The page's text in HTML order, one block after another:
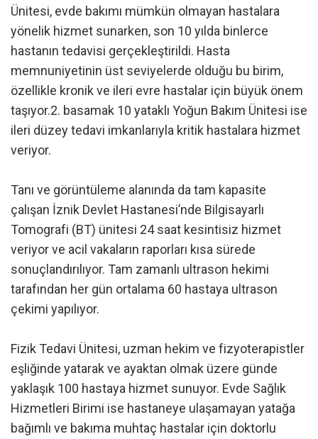
Ünitesi, evde bakımı mümkün olmayan hastalara
yönelik hizmet sunarken, son 10 yılda binlerce
hastanın tedavisi gerçekleştirildi. Hasta
memnuniyetinin üst seviyelerde olduğu bu birim,
özellikle kronik ve ileri evre hastalar için büyük önem
taşıyor.2. basamak 10 yataklı Yoğun Bakım Ünitesi ise
ileri düzey tedavi imkanlarıyla kritik hastalara hizmet
veriyor.
Tanı ve görüntüleme alanında da tam kapasite
çalışan İznik Devlet Hastanesi’nde Bilgisayarlı
Tomografi (BT) ünitesi 24 saat kesintisiz hizmet
veriyor ve acil vakaların raporları kısa sürede
sonuçlandırılıyor. Tam zamanlı ultrason hekimi
tarafından her gün ortalama 60 hastaya ultrason
çekimi yapılıyor.
Fizik Tedavi Ünitesi, uzman hekim ve fizyoterapistler
eşliğinde yatarak ve ayaktan olmak üzere günde
yaklaşık 100 hastaya hizmet sunuyor. Evde Sağlık
Hizmetleri Birimi ise hastaneye ulaşamayan yatağa
bağımlı ve bakıma muhtaç hastalar için doktorlu